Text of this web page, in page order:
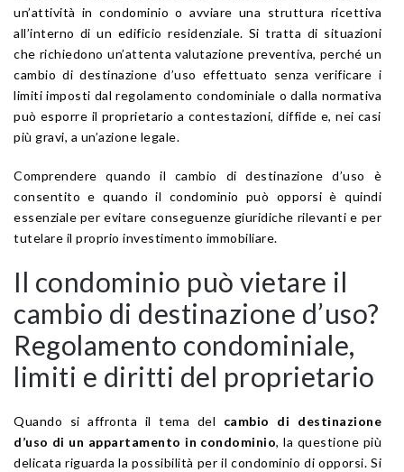
un’attività in condominio o avviare una struttura ricettiva
all’interno di un edificio residenziale. Si tratta di situazioni
che richiedono un’attenta valutazione preventiva, perché un
cambio di destinazione d’uso effettuato senza verificare i
limiti imposti dal regolamento condominiale o dalla normativa
può esporre il proprietario a contestazioni, diffide e, nei casi
più gravi, a un’azione legale.
Comprendere quando il cambio di destinazione d’uso è
consentito e quando il condominio può opporsi è quindi
essenziale per evitare conseguenze giuridiche rilevanti e per
tutelare il proprio investimento immobiliare.
Il condominio può vietare il
cambio di destinazione d’uso?
Regolamento condominiale,
limiti e diritti del proprietario
Quando si affronta il tema del cambio di destinazione
d’uso di un appartamento in condominio, la questione più
delicata riguarda la possibilità per il condominio di opporsi. Si